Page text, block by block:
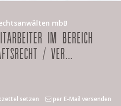
mbB
IM BEREICH
/ VER...
setzen per E-Mail versenden